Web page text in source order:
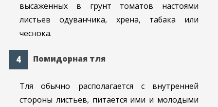
высаженных в грунт томатов настоями
листьев одуванчика, хрена, табака или
чеснока.
Помидорная тля
Тля обычно располагается с внутренней
стороны листьев, питается ими и молодыми